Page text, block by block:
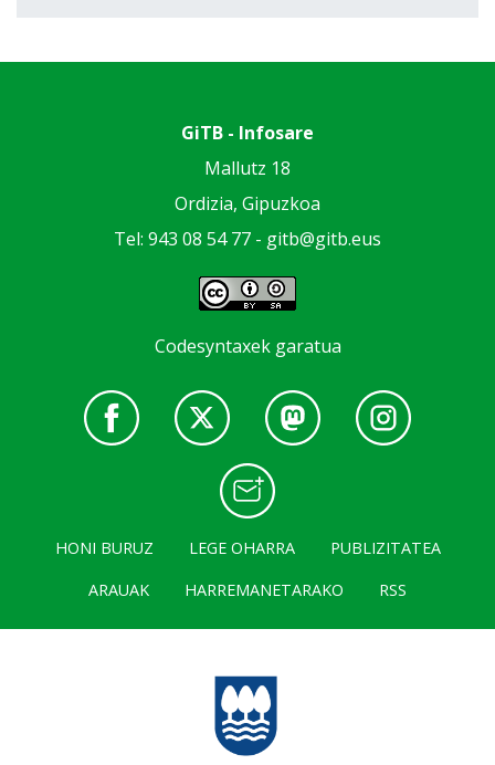
GiTB - Infosare
Mallutz 18
Ordizia, Gipuzkoa
Tel: 943 08 54 77 - gitb@gitb.eus
Codesyntaxek garatua
HONI BURUZ LEGE OHARRA
PUBLIZITATEA
ARAUAK
HARREMANETARAKO RSS